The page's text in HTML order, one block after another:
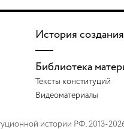
История создания
Библиотека
Тексты конституций
Видеоматериалы
истории РФ. 2013-